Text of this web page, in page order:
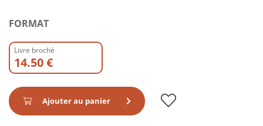
FORMAT
Livre broché
14.50 €
Ajouter au panier